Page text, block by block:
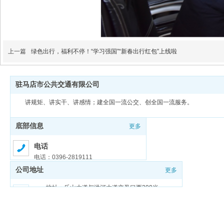
上一篇 绿色出行，福利不停！“学习强国”“新春出行红包”上线啦
驻马店市公共交通有限公司
讲规矩、讲实干、讲感情；建全国一流公交、创全国一流服务。
底部信息 更多
电话
电话：0396-2819111
邮箱
邮箱：zmdgongjiao@sina.com
公司地址 更多
地址：乐山大道与洪河大道交叉口西200米